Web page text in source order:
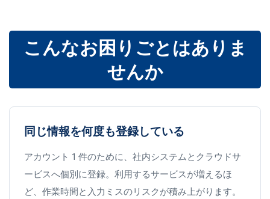
こんなお困りごとはありま
せんか
同じ情報を何度も登録している
アカウント 1 件のために、社内システムとクラウドサ
ービスへ個別に登録。利用するサービスが増えるほ
ど、作業時間と入力ミスのリスクが積み上がります。